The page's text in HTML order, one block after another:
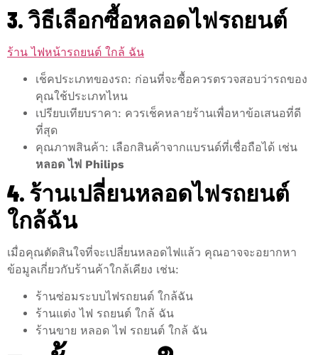
3. วิธีเลือกซื้อหลอดไฟรถยนต์
ร้าน ไฟหน้ารถยนต์ ใกล้ ฉัน
เช็คประเภทของรถ: ก่อนที่จะซื้อควรตรวจสอบว่ารถของ
คุณใช้ประเภทไหน
เปรียบเทียบราคา: ควรเช็คหลายร้านเพื่อหาข้อเสนอที่ดี
ที่สุด
คุณภาพสินค้า: เลือกสินค้าจากแบรนด์ที่เชื่อถือได้ เช่น
หลอด ไฟ Philips
4. ร้านเปลี่ยนหลอดไฟรถยนต์
ใกล้ฉัน
เมื่อคุณตัดสินใจที่จะเปลี่ยนหลอดไฟแล้ว คุณอาจจะอยากหา
ข้อมูลเกี่ยวกับร้านค้าใกล้เคียง เช่น:
ร้านซ่อมระบบไฟรถยนต์ ใกล้ฉัน
ร้านแต่ง ไฟ รถยนต์ ใกล้ ฉัน
ร้านขาย หลอด ไฟ รถยนต์ ใกล้ ฉัน